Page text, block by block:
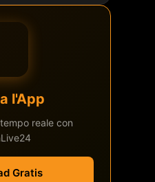
l'App
reale con
Gratis